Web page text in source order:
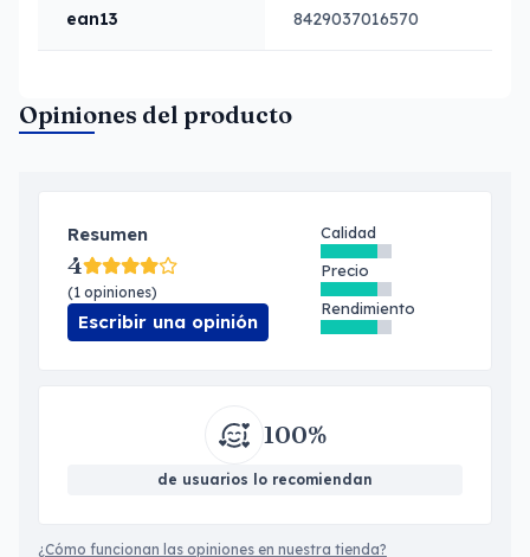
ean13 8429037016570
Opiniones del producto
Resumen
4
(1 opiniones)
Escribir una opinión
Calidad
Precio
Rendimiento
100%
de usuarios lo recomiendan
¿Cómo funcionan las opiniones en nuestra tienda?